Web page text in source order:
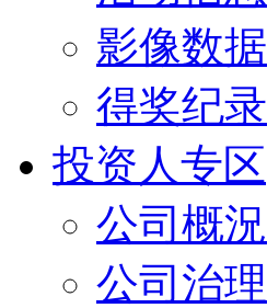
影像数据
得奖纪录
投资人专区
公司概況
公司治理